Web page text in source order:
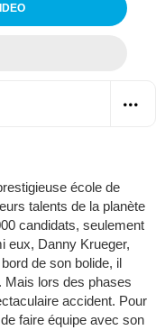
école de
talents de la planète
candidats, seulement
eux, Danny Krueger,
de son bolide, il
Mais lors des phases
accident. Pour
faire équipe avec son